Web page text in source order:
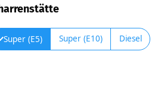
Super (E5) Super (E10) Diesel